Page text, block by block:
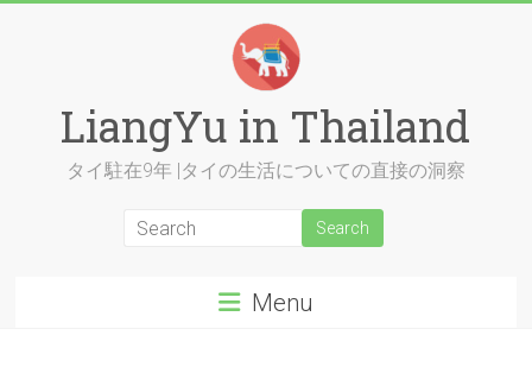
LiangYu in Thailand
タイ駐在9年 |タイの生活についての直接の洞察
Menu